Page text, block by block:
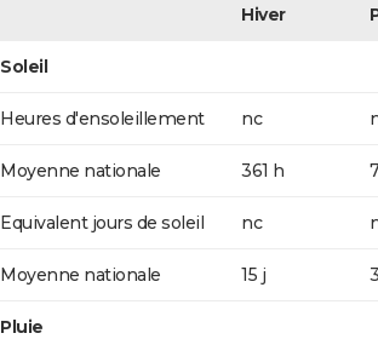
Hiver
Soleil
Heures d'ensoleillement nc
Moyenne nationale 361 h
Equivalent jours de soleil nc
Moyenne nationale 15 j
Pluie